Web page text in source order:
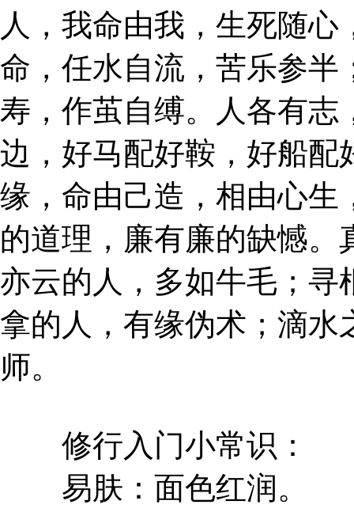
人，我命由我，生死随
命，任水自流，苦乐参半
寿，作茧自缚。人各有志
边，好马配好鞍，好船配
缘，命由己造，相由心生
的道理，廉有廉的缺憾
亦云的人，多如牛毛；寻
拿的人，有缘伪术；滴水
师。
修行入门小常识：
易肤：面色红润。